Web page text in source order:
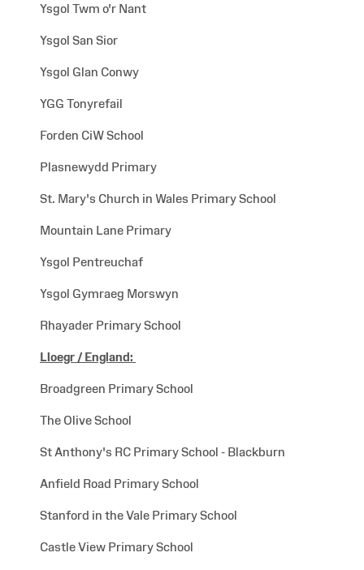
Ysgol Twm o'r Nant
Ysgol San Sior
Ysgol Glan Conwy
YGG Tonyrefail
Forden CiW School
Plasnewydd Primary
St. Mary's Church in Wales Primary School
Mountain Lane Primary
Ysgol Pentreuchaf
Ysgol Gymraeg Morswyn
Rhayader Primary School
Lloegr /England:
Broadgreen Primary School
The Olive School
St Anthony's RC Primary School - Blackburn
Anfield Road Primary School
Stanford in the Vale Primary School
Castle View Primary School